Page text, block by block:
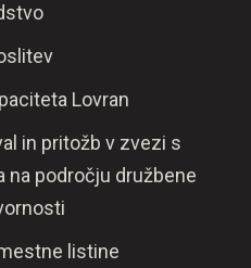
Lovran
in pritožb v zvezi s
področju družbene
listine